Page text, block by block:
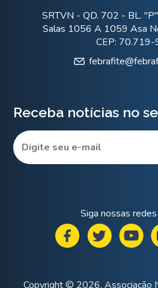
SRTVN - QD. 702 - BL.
Salas 1056 A 1059 Asa
CEP:
Receba notícias no
Siga nossas
Copyright © 2026. Associação